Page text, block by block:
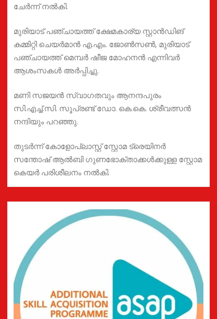
ചേർന്ന് നൽകി.
മുരിയാട് പഞ്ചായത്ത്‌ ക്ഷേമകാര്യ സ്റ്റാൻഡിങ്
കമ്മിറ്റി ചെയർമാൻ എ.എം. ജോൺസൺ, മുരിയാട്
പഞ്ചായത്ത്‌ മെമ്പർ ഷീജ മോഹനൻ എന്നിവർ
ആശംസകൾ അർപ്പിച്ചു.
മണി സജയൻ സ്വാഗതവും ആനന്ദപുരം
സി.എച്ച്.സി. സൂപ്രണ്ട് ഡോ. കെ.കെ. ശ്രീവത്സൻ
നന്ദിയും പറഞ്ഞു.
തുടർന്ന് കോളോപ്ലാസ്റ്റ് സ്റ്റോമ ട്രെയിനർ
സന്തോഷ്‌ ആൽബി ഗുണഭോക്താക്കൾക്കുള്ള സ്റ്റോമ
കെയർ പരിശീലനം നൽകി.